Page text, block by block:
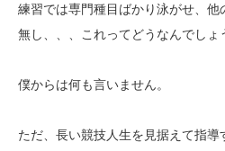
練習では専門種目ばかり泳がせ、
無し、、、これってどうなんでしょ
僕からは何も言いません。
ただ、長い競技人生を見据えて指